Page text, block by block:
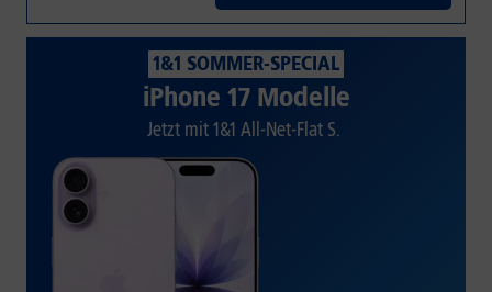
1&1 SOMMER-SPECIAL
iPhone 17 Modelle
Jetzt mit 1&1 All-Net-Flat S.